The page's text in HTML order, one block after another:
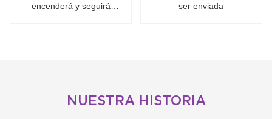
encenderá y seguirá
ser enviada
NUESTRA HISTORIA